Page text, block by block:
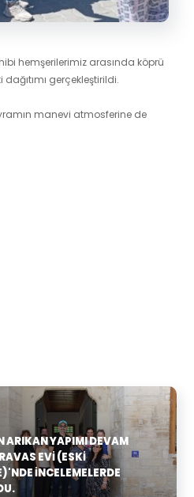
hemşerilerimiz arasında köprü
gerçekleştirildi.
manevi atmosferine de
ARIKAN YAPIMI DEVAM
EVI (ESKI
İNCELEMELERDE